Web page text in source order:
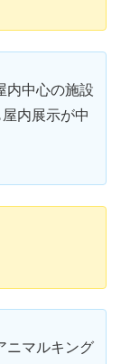
内中心の施設
内展示が中
ニマルキング